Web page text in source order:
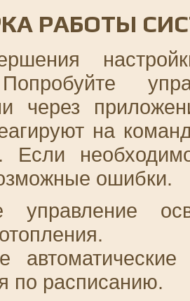
РАБОТЫ
через
на
Если
ошибки.
управление
по расписанию.